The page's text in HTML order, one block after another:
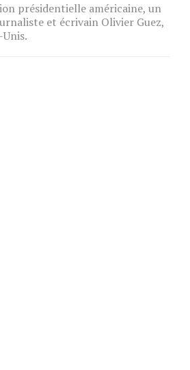
présidentielle américaine, un
et écrivain Olivier Guez,